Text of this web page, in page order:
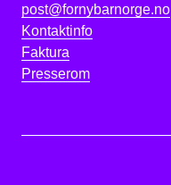
post@fornybarnorge.no
Kontaktinfo
Faktura
Presserom